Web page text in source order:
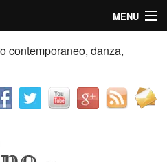
MENU
contemporaneo, danza,